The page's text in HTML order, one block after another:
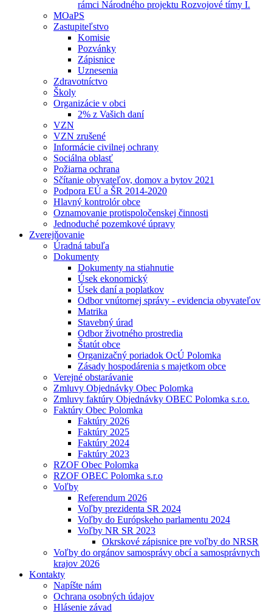
rámci Národného projektu Rozvojové tímy I.
MOaPS
Zastupiteľstvo
Komisie
Pozvánky
Zápisnice
Uznesenia
Zdravotníctvo
Školy
Organizácie v obci
2% z Vašich daní
VZN
VZN zrušené
Informácie civilnej ochrany
Sociálna oblasť
Požiarna ochrana
Sčítanie obyvateľov, domov a bytov 2021
Podpora EÚ a ŠR 2014-2020
Hlavný kontrolór obce
Oznamovanie protispoločenskej činnosti
Jednoduché pozemkové úpravy
Zverejňovanie
Úradná tabuľa
Dokumenty
Dokumenty na stiahnutie
Úsek ekonomický
Úsek daní a poplatkov
Odbor vnútornej správy - evidencia obyvateľov
Matrika
Stavebný úrad
Odbor životného prostredia
Štatút obce
Organizačný poriadok OcÚ Polomka
Zásady hospodárenia s majetkom obce
Verejné obstarávanie
Zmluvy Objednávky Obec Polomka
Zmluvy faktúry Objednávky OBEC Polomka s.r.o.
Faktúry Obec Polomka
Faktúry 2026
Faktúry 2025
Faktúry 2024
Faktúry 2023
RZOF Obec Polomka
RZOF OBEC Polomka s.r.o
Voľby
Referendum 2026
Voľby prezidenta SR 2024
Voľby do Európskeho parlamentu 2024
Voľby NR SR 2023
Okrskové zápisnice pre voľby do NRSR
Voľby do orgánov samosprávy obcí a samosprávnych
krajov 2026
Kontakty
Napíšte nám
Ochrana osobných údajov
Hlásenie závad